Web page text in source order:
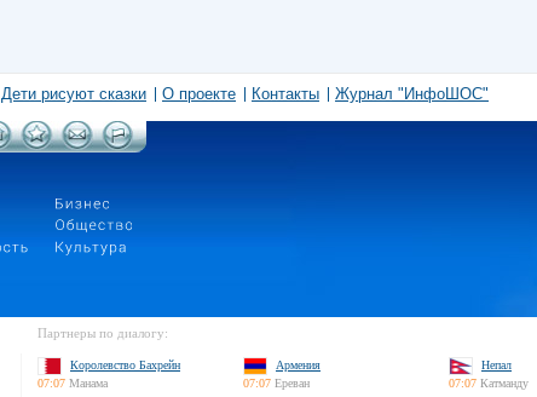
Дети рисуют сказки О проекте Контакты Журнал "ИнфоШОС"
Партнеры по диалогу:
Королевство Бахрейн
07:07 Манама
Армения
07:07 Ереван
Непал
07:07 Катманду